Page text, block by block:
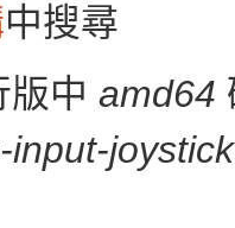
中搜尋
版中 amd64
input-